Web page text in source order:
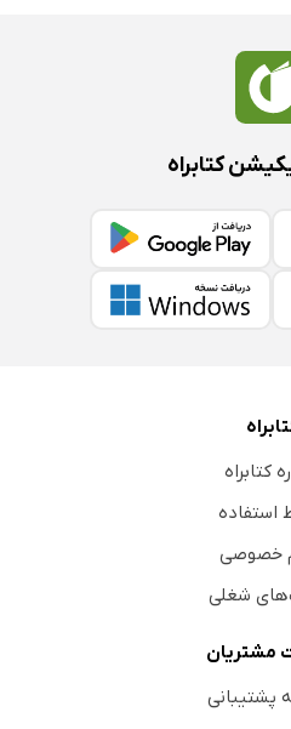
کتابراه
کتابراه
استفاده
خصوصی
شغلی
مشتریان
پشتیبانی